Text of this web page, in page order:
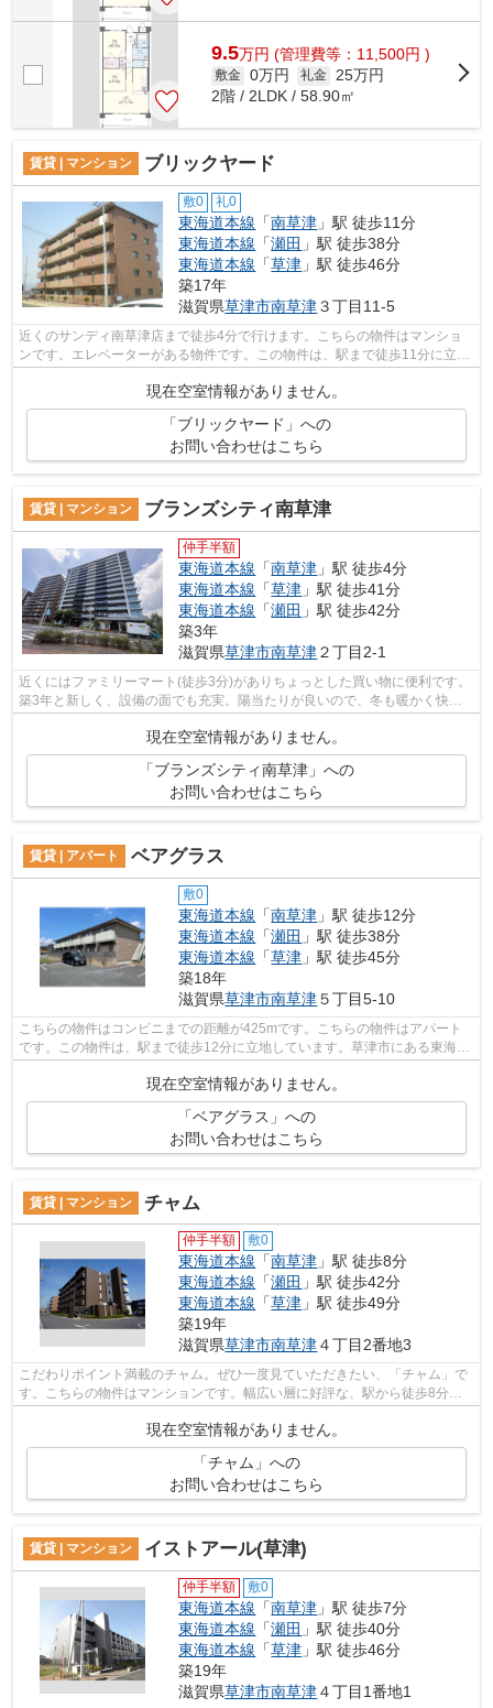
9.5万円 (管理費等：11,500円 )
敷金 0万円 礼金 25万円
2階 / 2LDK / 58.90㎡
賃貸 | マンション ブリックヤード
敷0 礼0
東海道本線 「南草津 」駅 徒歩11分
東海道本線 「瀬田 」駅 徒歩38分
東海道本線 「草津 」駅 徒歩46分
築17年
滋賀県草津市南草津３丁目11-5
近くのサンディ南草津店まで徒歩4分で行けます。こちらの物件はマンショ
ンです。エレベーターがある物件です。この物件は、駅まで徒歩11分に立地
しています。草津市エリアと東海道本線...
現在空室情報がありません。
「ブリックヤード」への
お問い合わせはこちら
賃貸 | マンション ブランズシティ南草津
仲手半額
東海道本線 「南草津 」駅 徒歩4分
東海道本線 「草津 」駅 徒歩41分
東海道本線 「瀬田 」駅 徒歩42分
築3年
滋賀県草津市南草津２丁目2-1
近くにはファミリーマート(徒歩3分)がありちょっとした買い物に便利です。
築3年と新しく、設備の面でも充実。陽当たりが良いので、冬も暖かく快適
現在空室情報がありません。
「ブランズシティ南草津」への
お問い合わせはこちら
賃貸 | アパート ベアグラス
敷0
東海道本線 「南草津 」駅 徒歩12分
東海道本線 「瀬田 」駅 徒歩38分
東海道本線 「草津 」駅 徒歩45分
築18年
滋賀県草津市南草津５丁目5-10
こちらの物件はコンビニまでの距離が425mです。こちらの物件はアパート
です。この物件は、駅まで徒歩12分に立地しています。草津市にある東海道
本線南草津周辺の物件探しは、バリエー...
現在空室情報がありません。
「ベアグラス」への
お問い合わせはこちら
賃貸 | マンション チャム
仲手半額 敷0
東海道本線 「南草津 」駅 徒歩8分
東海道本線 「瀬田 」駅 徒歩42分
東海道本線 「草津 」駅 徒歩49分
築19年
滋賀県草津市南草津４丁目2番地3
こだわりポイント満載のチャム。ぜひ一度見ていただきたい、「チャム」で
す。こちらの物件はマンションです。幅広い層に好評な、駅から徒歩8分に
現在空室情報がありません。
「チャム」への
お問い合わせはこちら
賃貸 | マンション イストアール(草津)
仲手半額 敷0
東海道本線 「南草津 」駅 徒歩7分
東海道本線 「瀬田 」駅 徒歩40分
東海道本線 「草津 」駅 徒歩46分
築19年
滋賀県草津市南草津４丁目1番地1